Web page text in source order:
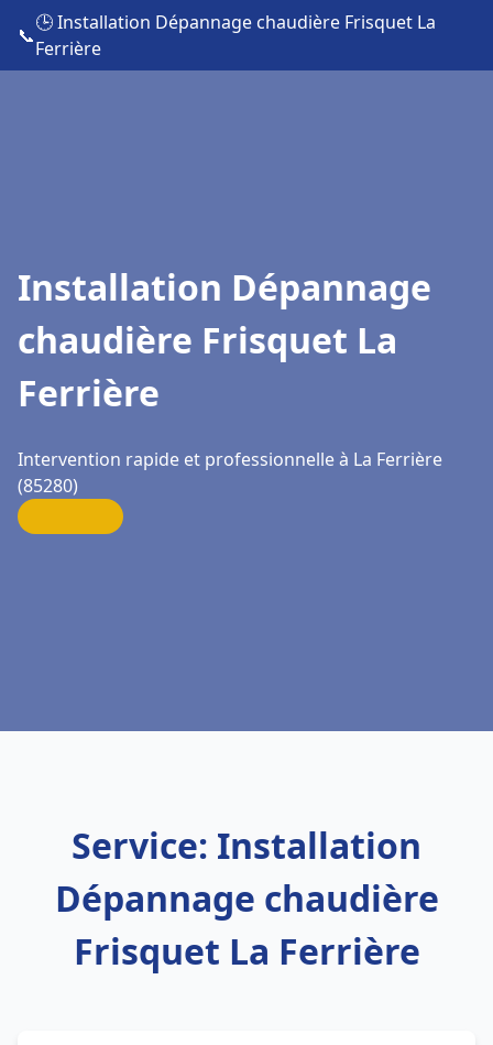
📞
🕒 Installation Dépannage chaudière Frisquet La
Ferrière
Installation Dépannage
chaudière Frisquet La
Ferrière
Intervention rapide et professionnelle à La Ferrière
(85280)
Service: Installation
Dépannage chaudière
Frisquet La Ferrière